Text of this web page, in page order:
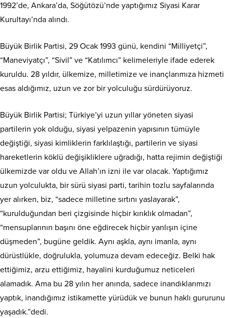
1992’de, Ankara’da, Söğütözü’nde yaptığımız Siyasi Karar
Kurultayı’nda alındı.
Büyük Birlik Partisi, 29 Ocak 1993 günü, kendini “Milliyetçi”,
“Maneviyatçı”, “Sivil” ve “Katılımcı” kelimeleriyle ifade ederek
kuruldu. 28 yıldır, ülkemize, milletimize ve inançlarımıza hizmeti
esas aldığımız, uzun ve zor bir yolculuğu sürdürüyoruz.
Büyük Birlik Partisi; Türkiye’yi uzun yıllar yöneten siyasi
partilerin yok olduğu, siyasi yelpazenin yapısının tümüyle
değiştiği, siyasi kimliklerin farklılaştığı, partilerin ve siyasi
hareketlerin köklü değişikliklere uğradığı, hatta rejimin değiştiği
ülkemizde var oldu ve Allah’ın izni ile var olacak. Yaptığımız
uzun yolculukta, bir sürü siyasi parti, tarihin tozlu sayfalarında
yer alırken, biz, “sadece milletine sırtını yaslayarak”,
“kurulduğundan beri çizgisinde hiçbir kırıklık olmadan”,
“mensuplarının başını öne eğdirecek hiçbir yanlışın içine
düşmeden”, bugüne geldik. Aynı aşkla, aynı imanla, aynı
dürüstlükle, doğrulukla, yolumuza devam edeceğiz. Belki hak
ettiğimiz, arzu ettiğimiz, hayalini kurduğumuz neticeleri
alamadık. Ama bu 28 yılın her anında, sadece inandıklarımızı
yaptık, inandığımız istikamette yürüdük ve bunun haklı gururunu
yaşadık.”dedi.